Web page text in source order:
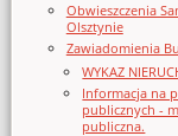
Obwieszczenia
Olsztynie
Zawiadomienia
WYKAZ
Informacja na
publicznych -
publiczna.